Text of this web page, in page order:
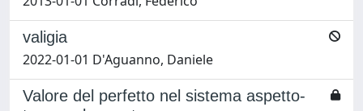
valigia
2022-01-01 D'Aguanno, Daniele
Valore del perfetto nel sistema aspetto-